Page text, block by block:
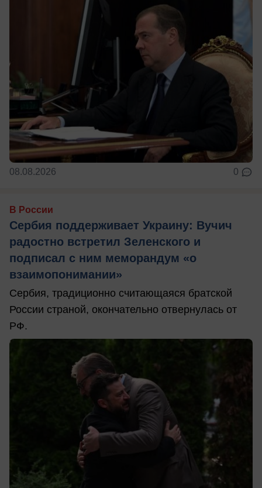
08.08.2026 0
В России
Сербия поддерживает Украину: Вучич
радостно встретил Зеленского и
подписал с ним меморандум «о
взаимопонимании»
Сербия, традиционно считающаяся братской
России страной, окончательно отвернулась от
РФ.